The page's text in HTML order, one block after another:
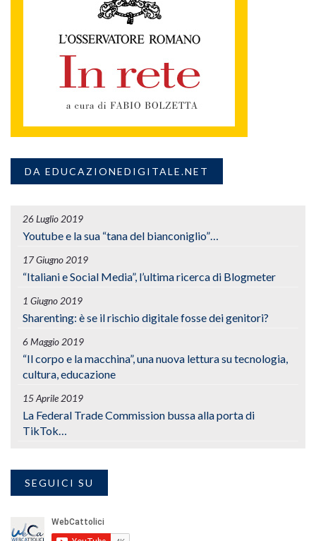
DA EDUCAZIONEDIGITALE.NET
26 Luglio 2019
Youtube e la sua “tana del bianconiglio”…
17 Giugno 2019
“Italiani e Social Media”, l’ultima ricerca di Blogmeter
1 Giugno 2019
Sharenting: è se il rischio digitale fosse dei genitori?
6 Maggio 2019
“Il corpo e la macchina”, una nuova lettura su tecnologia,
cultura, educazione
15 Aprile 2019
La Federal Trade Commission bussa alla porta di
TikTok…
SEGUICI SU